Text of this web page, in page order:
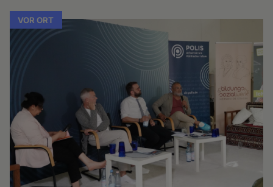
VOR ORT